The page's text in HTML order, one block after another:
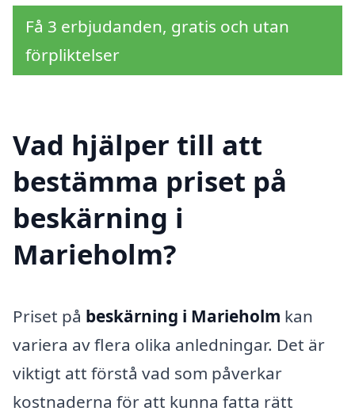
Få 3 erbjudanden, gratis och utan
förpliktelser
Vad hjälper till att
bestämma priset på
beskärning i
Marieholm?
Priset på beskärning i Marieholm kan
variera av flera olika anledningar. Det är
viktigt att förstå vad som påverkar
kostnaderna för att kunna fatta rätt